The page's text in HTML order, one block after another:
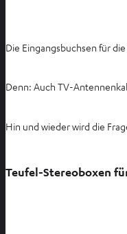
Die Eingangsbuchsen für
Denn: Auch TV-
Hin und wieder wird die
Teufel-Stereoboxen